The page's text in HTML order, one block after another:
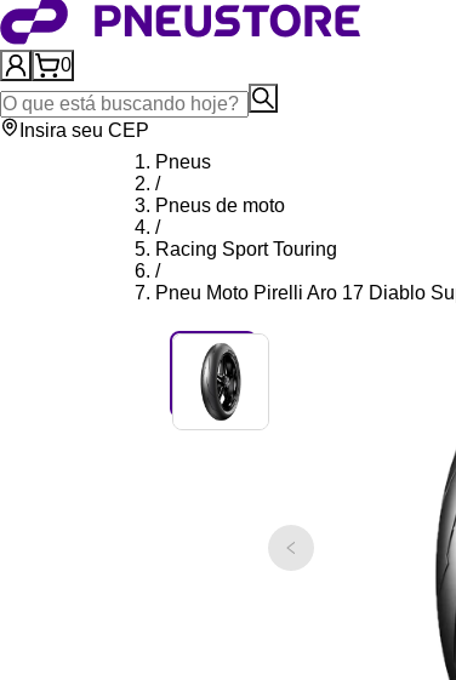
0
Insira seu CEP
Pneus
/
Pneus de moto
/
Racing Sport Touring
/
Pneu Moto Pirelli Aro 17 Diablo